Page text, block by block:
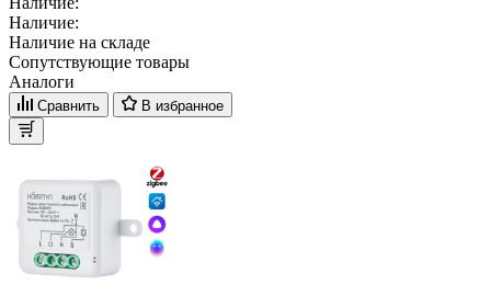
Наличие:
Наличие на складе
Сопутствующие товары
Аналоги
Сравнить В избранное